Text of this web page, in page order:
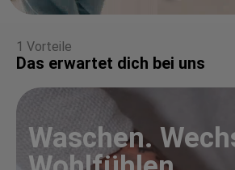
1 Vorteile
Das erwartet dich bei uns
Waschen.